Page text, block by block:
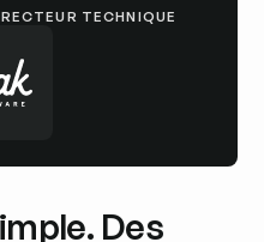
TECHNIQUE
Des